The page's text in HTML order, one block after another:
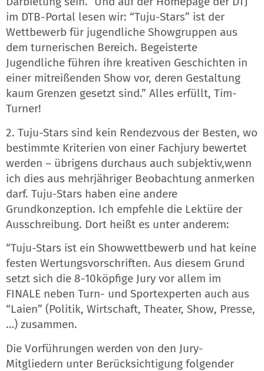
im DTB-Portal lesen wir: “Tuju-Stars” ist der
Wettbewerb für jugendliche Showgruppen aus
dem turnerischen Bereich. Begeisterte
Jugendliche führen ihre kreativen Geschichten in
einer mitreißenden Show vor, deren Gestaltung
kaum Grenzen gesetzt sind.” Alles erfüllt, Tim-
Turner!
2. Tuju-Stars sind kein Rendezvous der Besten, wo
bestimmte Kriterien von einer Fachjury bewertet
werden – übrigens durchaus auch subjektiv,wenn
ich dies aus mehrjähriger Beobachtung anmerken
darf. Tuju-Stars haben eine andere
Grundkonzeption. Ich empfehle die Lektüre der
Ausschreibung. Dort heißt es unter anderem:
“Tuju-Stars ist ein Showwettbewerb und hat keine
festen Wertungsvorschriften. Aus diesem Grund
setzt sich die 8-10köpfige Jury vor allem im
FINALE neben Turn- und Sportexperten auch aus
“Laien” (Politik, Wirtschaft, Theater, Show, Presse,
…) zusammen.
Die Vorführungen werden von den Jury-
Mitgliedern unter Berücksichtigung folgender